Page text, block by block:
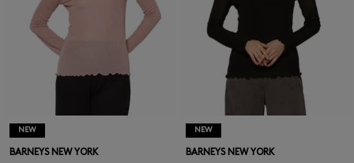
NEW
BARNEYS NEW YORK
NEW
BARNEYS NEW YORK